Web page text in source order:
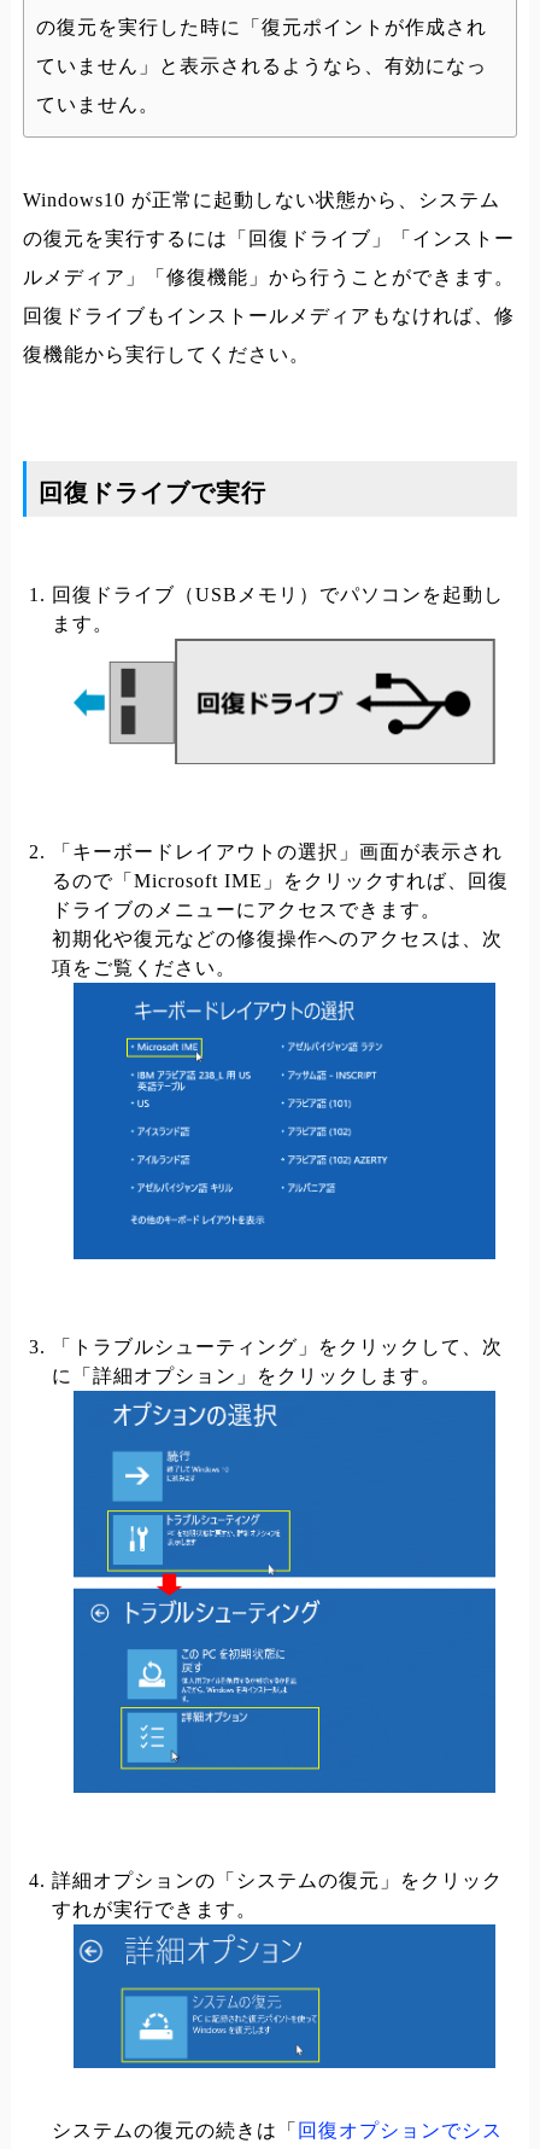
の復元を実行した時に「復元ポイントが作成され
ていません」と表示されるようなら、有効になっ
ていません。
Windows10 が正常に起動しない状態から、システム
の復元を実行するには「回復ドライブ」「インストー
ルメディア」「修復機能」から行うことができます。
回復ドライブもインストールメディアもなければ、修
復機能から実行してください。
回復ドライブで実行
回復ドライブ（USBメモリ）でパソコンを起動し
ます。
「キーボードレイアウトの選択」画面が表示され
るので「Microsoft IME」をクリックすれば、回復
ドライブのメニューにアクセスできます。
初期化や復元などの修復操作へのアクセスは、次
項をご覧ください。
「トラブルシューティング」をクリックして、次
に「詳細オプション」をクリックします。
詳細オプションの「システムの復元」をクリック
すれが実行できます。
システムの復元の続きは「 回復オプションでシス